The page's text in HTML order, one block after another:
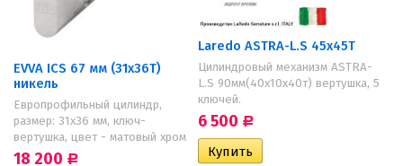
EVVA ICS 67 мм (31х36Т)
никель
Европрофильный цилиндр,
размер: 31х36 мм, ключ-
вертушка, цвет - матовый хром
18 200 Р
Laredo ASTRA-L.S 45х45T
Цилиндровый механизм ASTRA-
L.S 90мм(40х10х40т) вертушка, 5
ключей.
6 500 Р